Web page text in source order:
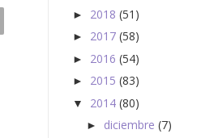
► 2018 (51)
► 2017 (58)
► 2016 (54)
► 2015 (83)
▼ 2014 (80)
► diciembre (7)